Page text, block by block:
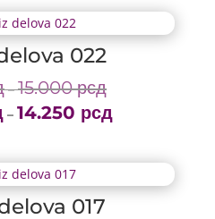
2.850 рсд
022
– 15.000рсдPrice
range:
– 14.250 рсд
2.850 рсд
017